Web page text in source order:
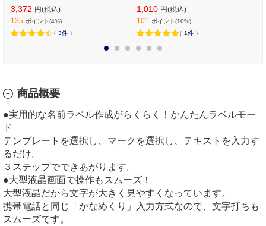
3,372 円(税込)
135 ポイント(4%)
（ 3件 ）
1,010 円(税込)
101 ポイント(10%)
（ 1件 ）
商品概要
●実用的な名前ラベル作成がらくらく！かんたんラベルモー
ド
テンプレートを選択し、マークを選択し、テキストを入力す
るだけ。
３ステップでできあがります。
●大型液晶画面で操作もスムーズ！
大型液晶だから文字が大きく見やすくなっています。
携帯電話と同じ「かなめくり」入力方式なので、文字打ちも
スムーズです。